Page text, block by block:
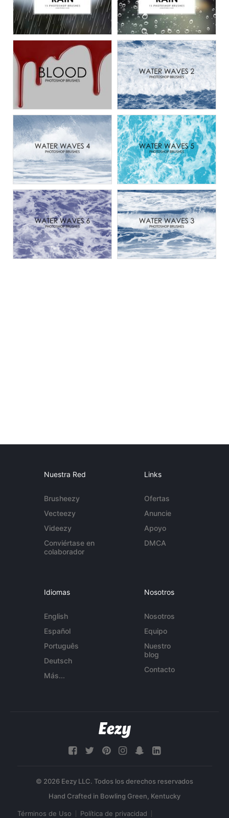
Nuestra Red
Brusheezy
Vecteezy
Videezy
Conviértase en
colaborador
Links
Ofertas
Anuncie
Apoyo
DMCA
Idiomas
English
Español
Português
Deutsch
Más...
Nosotros
Nosotros
Equipo
Nuestro
blog
Contacto
© 2026 Eezy LLC. Todos los derechos reservados
Términos de Uso Política de privacidad